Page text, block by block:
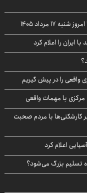
مرداد ۱۴۰۵
ایران را اعلام کرد
واقعی را در پیش گیریم
کارشکنی‌ها با مردم صحبت
اعلام کرد
تسلیم بزرگ می‌شود؟